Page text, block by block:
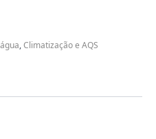
,Climatização e AQS